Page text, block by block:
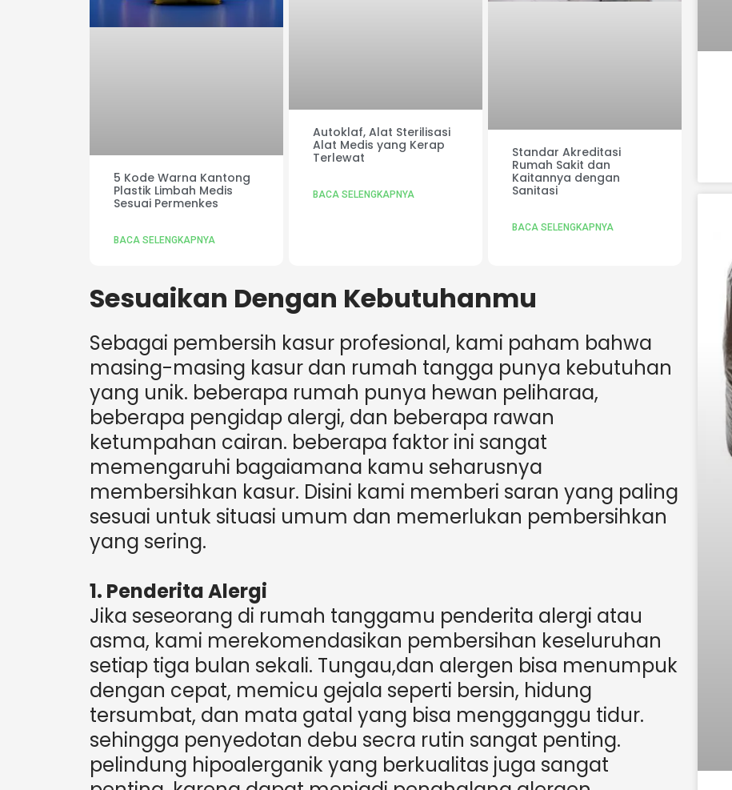
5 Kode Warna Kantong
Plastik Limbah Medis
Sesuai Permenkes
BACA SELENGKAPNYA
Autoklaf, Alat Sterilisasi
Alat Medis yang Kerap
Terlewat
BACA SELENGKAPNYA
Standar Akreditasi
Rumah Sakit dan
Kaitannya dengan
Sanitasi
BACA SELENGKAPNYA
Sesuaikan Dengan Kebutuhanmu
Sebagai pembersih kasur profesional, kami paham bahwa
masing-masing kasur dan rumah tangga punya kebutuhan
yang unik. beberapa rumah punya hewan peliharaa,
beberapa pengidap alergi, dan beberapa rawan
ketumpahan cairan. beberapa faktor ini sangat
memengaruhi bagaiamana kamu seharusnya
membersihkan kasur. Disini kami memberi saran yang paling
sesuai untuk situasi umum dan memerlukan pembersihkan
yang sering.
1. Penderita Alergi
Jika seseorang di rumah tanggamu penderita alergi atau
asma, kami merekomendasikan pembersihan keseluruhan
setiap tiga bulan sekali. Tungau,dan alergen bisa menumpuk
dengan cepat, memicu gejala seperti bersin, hidung
tersumbat, dan mata gatal yang bisa mengganggu tidur.
sehingga penyedotan debu secra rutin sangat penting.
pelindung hipoalerganik yang berkualitas juga sangat